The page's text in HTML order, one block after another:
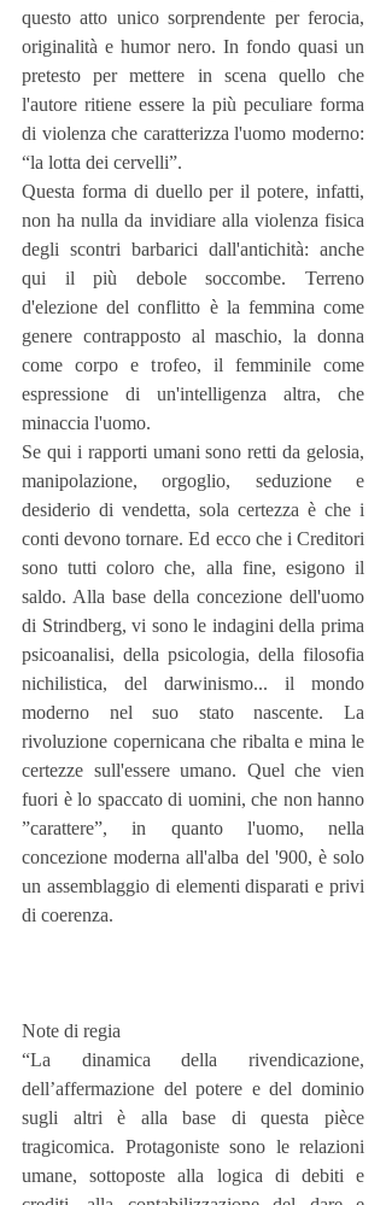
questo atto unico sorprendente per ferocia,
originalità e humor nero. In fondo quasi un
pretesto per mettere in scena quello che
l'autore ritiene essere la più peculiare forma
di violenza che caratterizza l'uomo moderno:
“la lotta dei cervelli”.
Questa forma di duello per il potere, infatti,
non ha nulla da invidiare alla violenza fisica
degli scontri barbarici dall'antichità: anche
qui il più debole soccombe. Terreno
d'elezione del conflitto è la femmina come
genere contrapposto al maschio, la donna
come corpo e trofeo, il femminile come
espressione di un'intelligenza altra, che
minaccia l'uomo.
Se qui i rapporti umani sono retti da gelosia,
manipolazione, orgoglio, seduzione e
desiderio di vendetta, sola certezza è che i
conti devono tornare. Ed ecco che i Creditori
sono tutti coloro che, alla fine, esigono il
saldo. Alla base della concezione dell'uomo
di Strindberg, vi sono le indagini della prima
psicoanalisi, della psicologia, della filosofia
nichilistica, del darwinismo... il mondo
moderno nel suo stato nascente. La
rivoluzione copernicana che ribalta e mina le
certezze sull'essere umano. Quel che vien
fuori è lo spaccato di uomini, che non hanno
”carattere”, in quanto l'uomo, nella
concezione moderna all'alba del '900, è solo
un assemblaggio di elementi disparati e privi
di coerenza.
Note di regia
“La dinamica della rivendicazione,
dell’affermazione del potere e del dominio
sugli altri è alla base di questa pièce
tragicomica. Protagoniste sono le relazioni
umane, sottoposte alla logica di debiti e